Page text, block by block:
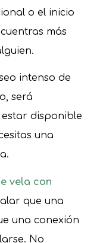
o el inicio
más
intenso de
será
disponible
una
vela con
que una
una conexión
No